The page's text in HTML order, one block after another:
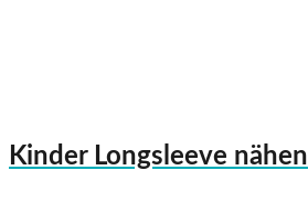
Kinder Longsleeve nähen